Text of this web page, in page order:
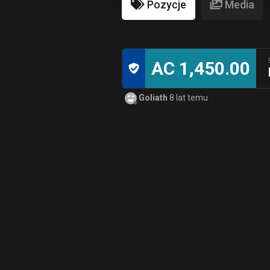
Pozycje Media
AC 1,450.00
Goliath 8 lat temu